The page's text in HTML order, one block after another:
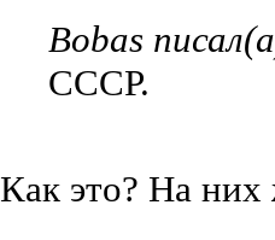
Bobas
СССР.
Как это? На